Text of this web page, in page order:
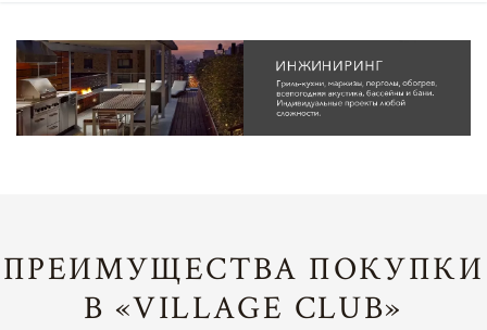
ПРЕИМУЩЕСТВА ПОКУПКИ
В «VILLAGE CLUB»